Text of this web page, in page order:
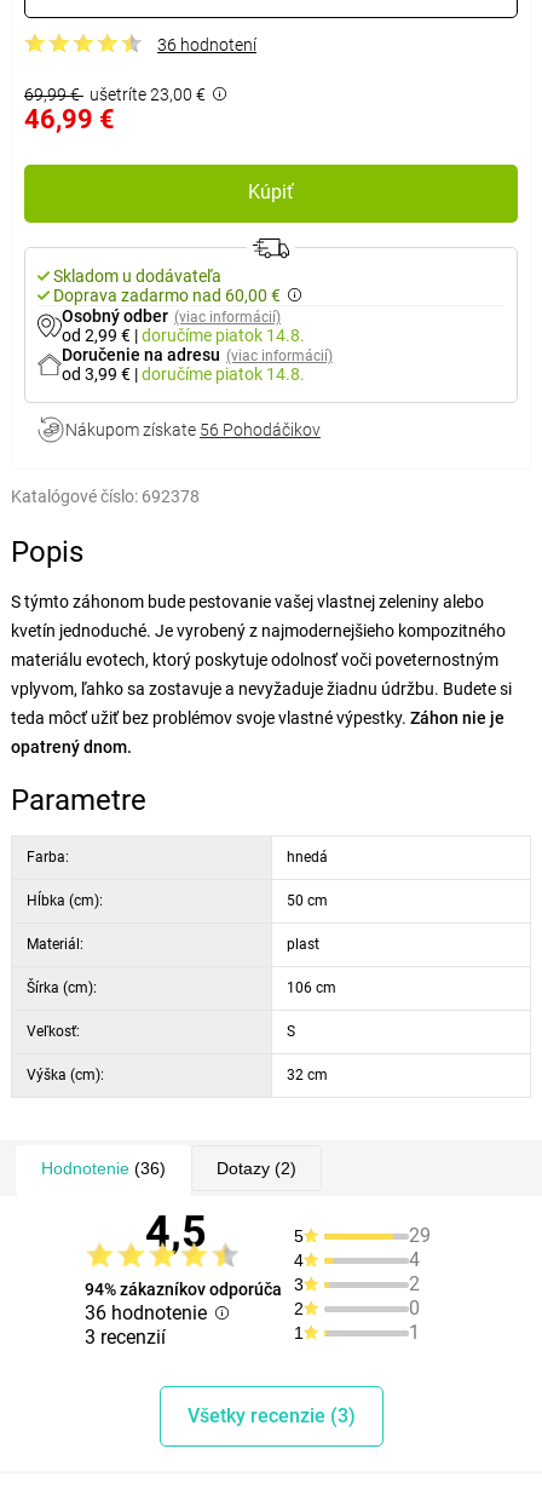
36 hodnotení
69,99 € ušetríte 23,00 €
46,99 €
Kúpiť
Skladom u dodávateľa
Doprava zadarmo nad 60,00 €
Osobný odber (viac informácií)
od 2,99 € |doručíme piatok 14.8.
Doručenie na adresu (viac informácií)
od 3,99 € |doručíme piatok 14.8.
Nákupom získate 56 Pohodáčikov
Katalógové číslo: 692378
Popis
S týmto záhonom bude pestovanie vašej vlastnej zeleniny alebo
kvetín jednoduché. Je vyrobený z najmodernejšieho kompozitného
materiálu evotech, ktorý poskytuje odolnosť voči poveternostným
vplyvom, ľahko sa zostavuje a nevyžaduje žiadnu údržbu. Budete si
teda môcť užiť bez problémov svoje vlastné výpestky. Záhon nie je
opatrený dnom.
Parametre
Farba: hnedá
Hĺbka (cm): 50 cm
Materiál: plast
Šírka (cm): 106 cm
Veľkosť: S
Výška (cm): 32 cm
Hodnotenie(36) Dotazy(2)
4,5
94% zákazníkov odporúča
36 hodnotenie
3 recenzií
5 29
4 4
3 2
2 0
1 1
Všetky recenzie (3)